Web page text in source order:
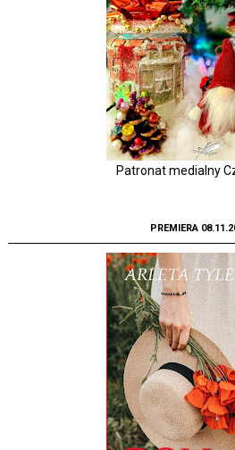
Patronat medialny
PREMIERA